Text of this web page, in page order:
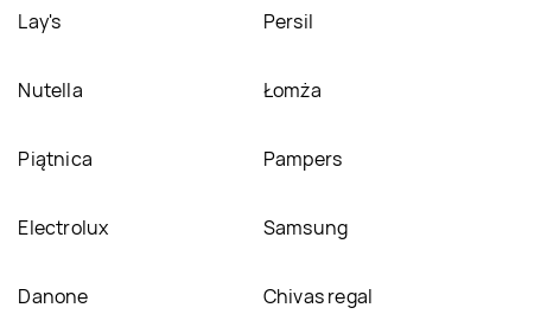
Lay's Persil
Nutella Łomża
Piątnica Pampers
Electrolux Samsung
Danone Chivas regal